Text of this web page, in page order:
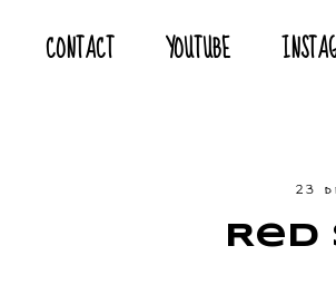
CONTACT YOUTUBE
23